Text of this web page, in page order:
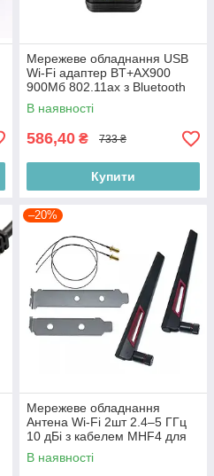
Мережеве обладнання USB
Wi-Fi адаптер BT+AX900
900Мб 802.11ax з Bluetooth
5.4 мережевий бездротовий
модуль Польща
В наявності
586,40 ₴ 733 ₴
Купити
–20%
Мережеве обладнання
Антена Wi-Fi 2шт 2.4–5 ГГц
10 дБі з кабелем MHF4 для
модулів Intel AX200 AX210
адаптерів PCIe Польща
В наявності